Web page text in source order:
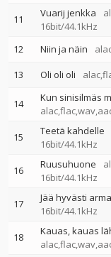
11 Vuarij jenkka
16bit/44.1kHz
12 Niin ja näin
13
Oli oli oli
14
Kun sinisilmäs
15 Teetä kahdelle
16bit/44.1kHz
16 Ruusuhuone
16bit/44.1kHz
17 Jää hyvästi
16bit/44.1kHz
18
Kauas, kauas